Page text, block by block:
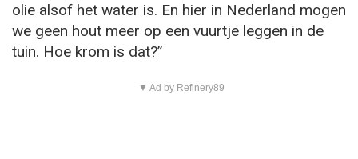
olie alsof het water is. En hier in Nederland mogen
we geen hout meer op een vuurtje leggen in de
tuin. Hoe krom is dat?”
▼ Ad by Refinery89